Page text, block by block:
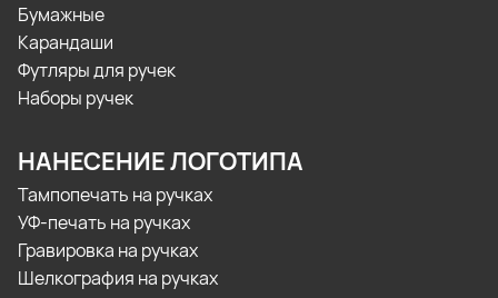
Бумажные
Карандаши
Футляры для ручек
Наборы ручек
НАНЕСЕНИЕ ЛОГОТИПА
Тампопечать на ручках
УФ-печать на ручках
Гравировка на ручках
Шелкография на ручках